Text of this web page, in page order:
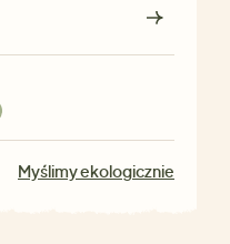
Myślimy ekologicznie